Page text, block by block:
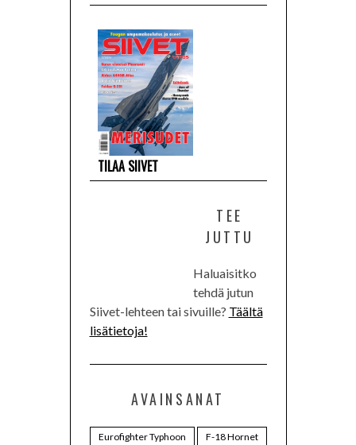
TILAA SIIVET
TEE
JUTTU
Haluaisitko
tehdä jutun
Siivet-lehteen tai sivuille? Täältä
lisätietoja!
AVAINSANAT
Eurofighter Typhoon
F-18 Hornet